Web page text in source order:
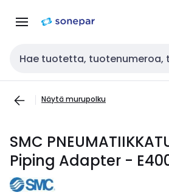
navigointiinsisältöön
Haku
Näytä murupolku
SMC
Piping Adapter -